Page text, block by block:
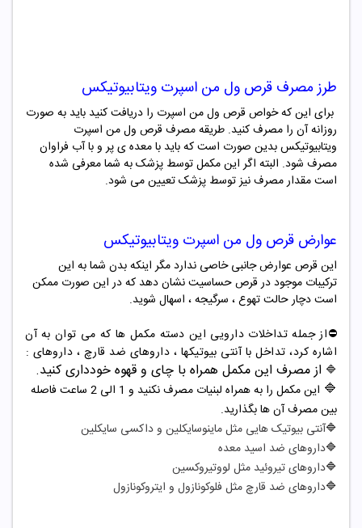
طرز مصرف قرص ول من اسپرت ویتابیوتیکس
برای این که خواص قرص ول من اسپرت را دریافت کنید باید به صورت
روزانه آن را مصرف کنید. طریقه مصرف قرص ول من اسپرت
ویتابیوتیکس بدین صورت است که باید با معده ی پر و با آب فراوان
مصرف شود. البته اگر این مکمل توسط پزشک به شما معرفی شده
است مقدار مصرف نیز توسط پزشک تعیین می شود.
عوارض قرص ول من اسپرت ویتابیوتیکس
این قرص عوارض جانبی خاصی ندارد مگر اینکه بدن شما به این
ترکیبات موجود در قرص حساسیت نشان دهد که در این صورت ممکن
است دچار حالت تهوع ، سرگیجه ، اسهال شوید.
⛔️از جمله تداخلات دارویی این دسته مکمل ها که می توان به آن
اشاره کرد، تداخل با آنتی بیوتیکها ، داروهای ضد قارچ ، داروهای :
🔷 از مصرف این مکمل همراه با چای و قهوه خودداری کنید.
🔷
این مکمل را به همراه لبنیات مصرف نکنید و 1 الی 2 ساعت فاصله
بین مصرف آن ها بگذارید.
🔷آنتی بیوتیک هایی مثل ماینوسایکلین و داکسی سایکلین
🔷داروهای ضد اسید معده
🔷داروهای تیروئید مثل لووتیروکسین
🔷داروهای ضد قارچ مثل فلوکونازول و ایتروکونازول